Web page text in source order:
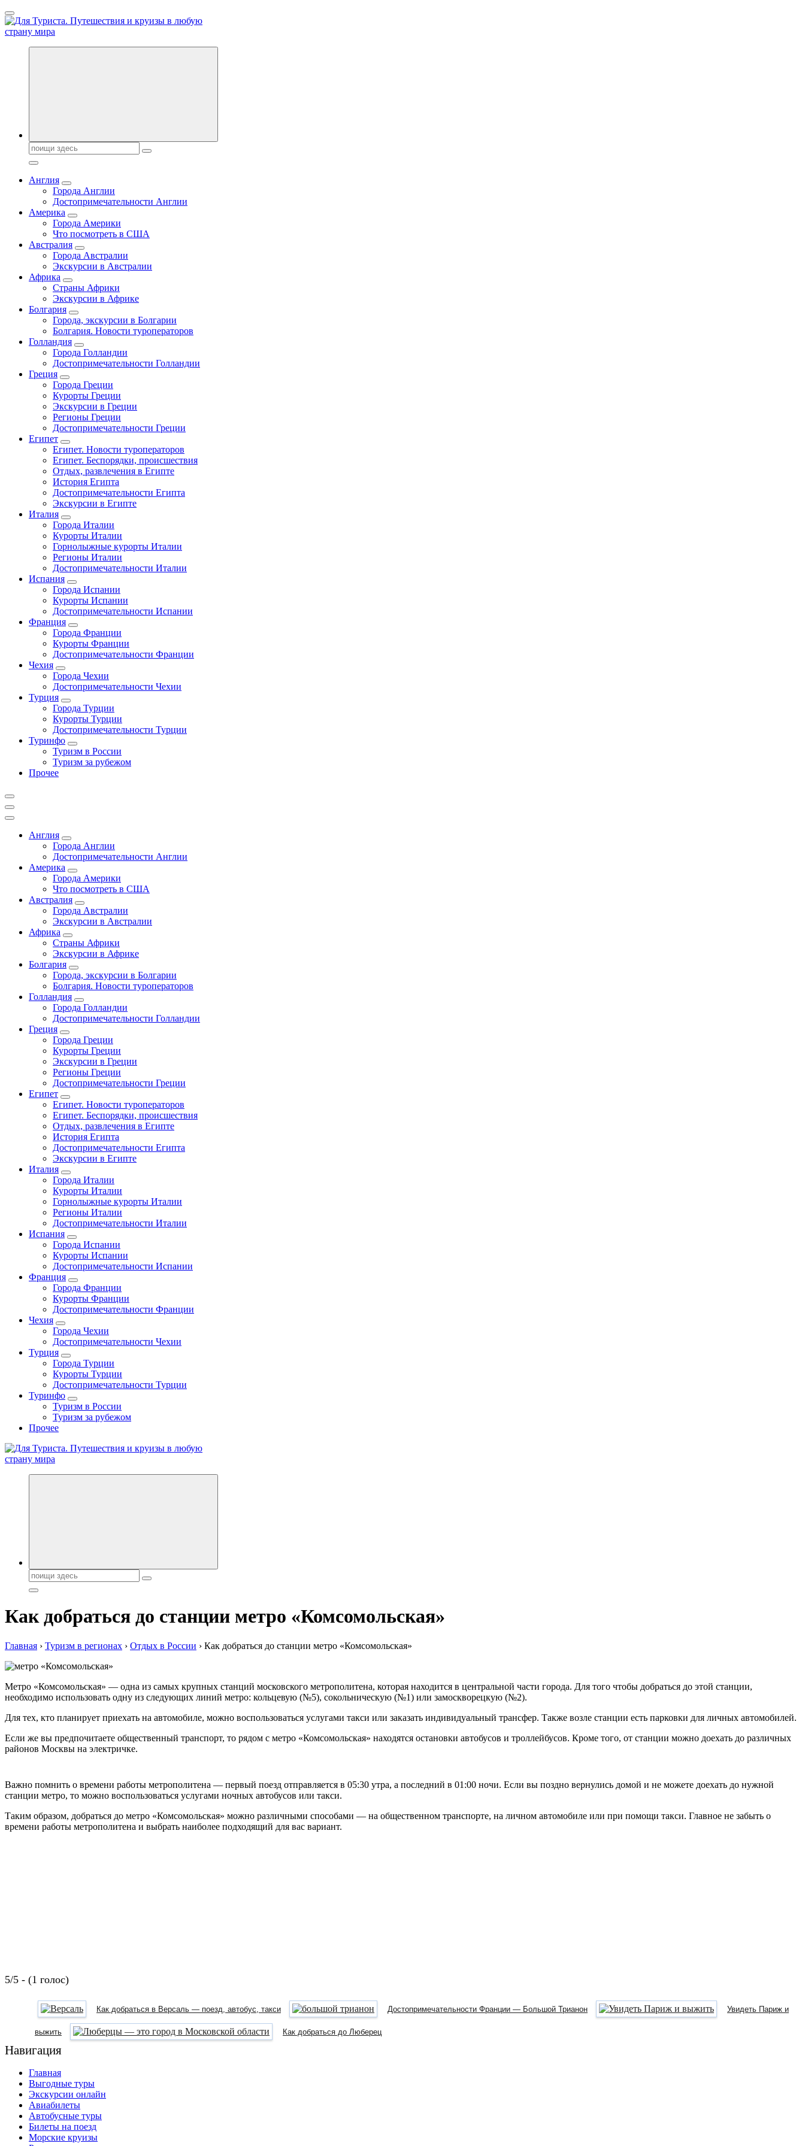
Перейти
к
содержанию
Новости туризма, куда поехать на отдых, где провести отпуск. Горящие туры, путёвки в дома отдыха, туристическое снаряжение, путеводители по странам мира
Поиск:
Англия
Города Англии
Достопримечательности Англии
Америка
Города Америки
Что посмотреть в США
Австралия
Города Австралии
Экскурсии в Австралии
Африка
Страны Африки
Экскурсии в Африке
Болгария
Города, экскурсии в Болгарии
Болгария. Новости туроператоров
Голландия
Города Голландии
Достопримечательности Голландии
Греция
Города Греции
Курорты Греции
Экскурсии в Греции
Регионы Греции
Достопримечательности Греции
Египет
Египет. Новости туроператоров
Египет. Беспорядки, происшествия
Отдых, развлечения в Египте
История Египта
Достопримечательности Египта
Экскурсии в Египте
Италия
Города Италии
Курорты Италии
Горнолыжные курорты Италии
Регионы Италии
Достопримечательности Италии
Испания
Города Испании
Курорты Испании
Достопримечательности Испании
Франция
Города Франции
Курорты Франции
Достопримечательности Франции
Чехия
Города Чехии
Достопримечательности Чехии
Турция
Города Турции
Курорты Турции
Достопримечательности Турции
Туринфо
Туризм в России
Туризм за рубежом
Прочее
Англия
Города Англии
Достопримечательности Англии
Америка
Города Америки
Что посмотреть в США
Австралия
Города Австралии
Экскурсии в Австралии
Африка
Страны Африки
Экскурсии в Африке
Болгария
Города, экскурсии в Болгарии
Болгария. Новости туроператоров
Голландия
Города Голландии
Достопримечательности Голландии
Греция
Города Греции
Курорты Греции
Экскурсии в Греции
Регионы Греции
Достопримечательности Греции
Египет
Египет. Новости туроператоров
Египет. Беспорядки, происшествия
Отдых, развлечения в Египте
История Египта
Достопримечательности Египта
Экскурсии в Египте
Италия
Города Италии
Курорты Италии
Горнолыжные курорты Италии
Регионы Италии
Достопримечательности Италии
Испания
Города Испании
Курорты Испании
Достопримечательности Испании
Франция
Города Франции
Курорты Франции
Достопримечательности Франции
Чехия
Города Чехии
Достопримечательности Чехии
Турция
Города Турции
Курорты Турции
Достопримечательности Турции
Туринфо
Туризм в России
Туризм за рубежом
Прочее
Новости туризма, куда поехать на отдых, где провести отпуск. Горящие туры, путёвки в дома отдыха, туристическое снаряжение, путеводители по странам мира
Поиск:
Как добраться до станции метро «Комсомольская»
Главная › Туризм в регионах › Отдых в России › Как добраться до станции метро «Комсомольская»
Метро «Комсомольская» — одна из самых крупных станций московского метрополитена, которая находится в центральной части города. Для того чтобы добраться до этой станции,
необходимо использовать одну из следующих линий метро: кольцевую (№5), сокольническую (№1) или замоскворецкую (№2).
Для тех, кто планирует приехать на автомобиле, можно воспользоваться услугами такси или заказать индивидуальный трансфер. Также возле станции есть парковки для личных автомобилей.
Если же вы предпочитаете общественный транспорт, то рядом с метро «Комсомольская» находятся остановки автобусов и троллейбусов. Кроме того, от станции можно доехать до различных
районов Москвы на электричке.
Важно помнить о времени работы метрополитена — первый поезд отправляется в 05:30 утра, а последний в 01:00 ночи. Если вы поздно вернулись домой и не можете доехать до нужной
станции метро, то можно воспользоваться услугами ночных автобусов или такси.
Таким образом, добраться до метро «Комсомольская» можно различными способами — на общественном транспорте, на личном автомобиле или при помощи такси. Главное не забыть о
времени работы метрополитена и выбрать наиболее подходящий для вас вариант.
5/5 - (1 голос)
Как добраться в Версаль — поезд, автобус, такси Достопримечательности Франции — Большой Трианон Увидеть Париж и
выжить Как добраться до Люберец
Навигация
Главная
Выгодные туры
Экскурсии онлайн
Авиабилеты
Автобусные туры
Билеты на поезд
Морские круизы